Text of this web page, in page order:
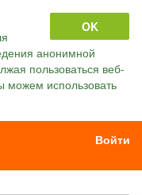
OK
анонимной
пользоваться веб-
можем использовать
Войти